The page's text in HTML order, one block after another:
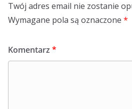
Twój adres email nie zostanie
Wymagane pola są oznaczone *
Komentarz *